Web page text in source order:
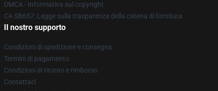
DMCA - Informativa sul copyright
CA SB657: Legge sulla trasparenza della catena di fornitura
Il nostro supporto
Condizioni di spedizione e consegna
Termini di pagamento
Condizioni di ritorno e rimborso
Contattaci